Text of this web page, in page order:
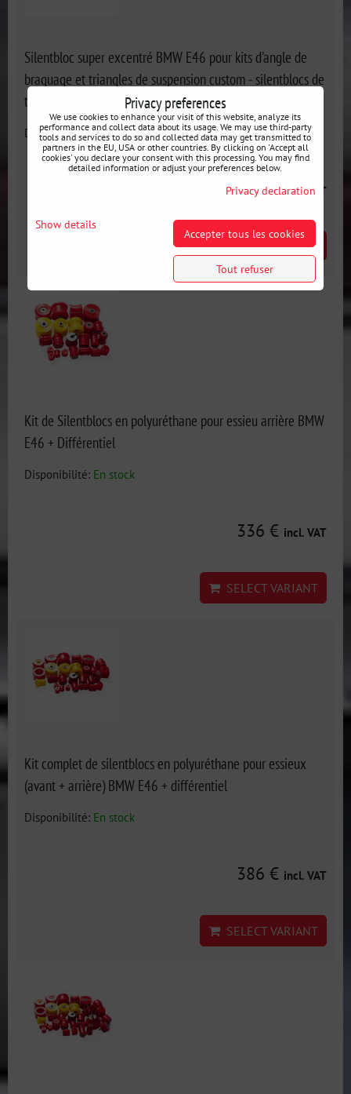
Silentbloc super excentré BMW E46 pour kits d'angle de
braquage et triangles de suspension custom - silentblocs de
triangles de suspension avant
Disponibilité:En stock
65 €incl. VAT
AJOUTER AU PANIER
Kit de Silentblocs en polyuréthane pour essieu arrière BMW
E46 + Différentiel
Disponibilité: En stock
336 € incl. VAT
SELECT VARIANT
Kit complet de silentblocs en polyuréthane pour essieux
(avant + arrière) BMW E46 + différentiel
Disponibilité: En stock
386 € incl. VAT
SELECT VARIANT
Privacy preferences
We use cookies to enhance your visit of this website, analyze its
performance and collect data about its usage. We may use third-party
tools and services to do so and collected data may get transmitted to
partners in the EU, USA or other countries. By clicking on 'Accept all
cookies' you declare your consent with this processing. You may find
detailed information or adjust your preferences below.
Privacy declaration
Show details
Accepter tous les cookies
Tout refuser